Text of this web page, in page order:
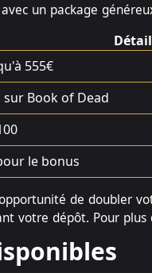
un package
555€
Book of Dead
le bonus
de doubler
votre dépôt. Pour